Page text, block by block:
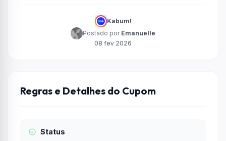
Kabum!
Postado por Emanuelle
08 fev 2026
Regras e Detalhes do Cupom
Status